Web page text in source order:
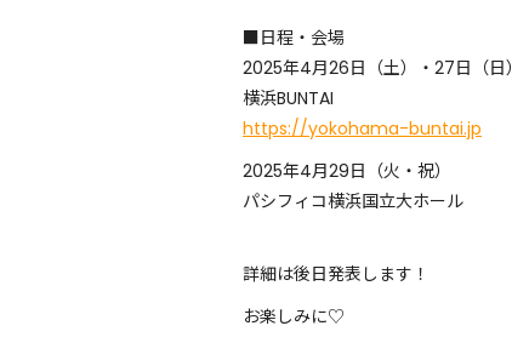
■日程・会場
2025年4月26日（土）・27日（日）
横浜BUNTAI
https://yokohama-buntai.jp
2025年4月29日（火・祝）
パシフィコ横浜国立大ホール
詳細は後日発表します！
お楽しみに♡